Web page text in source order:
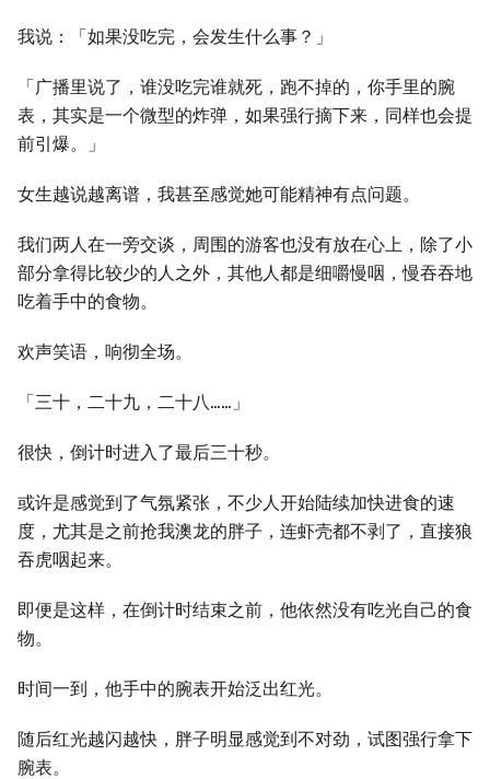
我说：「如果没吃完，会发生什么事？」
「广播里说了，谁没吃完谁就死，跑不掉的，你手里的腕
表，其实是一个微型的炸弹，如果强行摘下来，同样也会提
前引爆。」
女生越说越离谱，我甚至感觉她可能精神有点问题。
我们两人在一旁交谈，周围的游客也没有放在心上，除了小
部分拿得比较少的人之外，其他人都是细嚼慢咽，慢吞吞地
吃着手中的食物。
欢声笑语，响彻全场。
「三十，二十九，二十八……」
很快，倒计时进入了最后三十秒。
或许是感觉到了气氛紧张，不少人开始陆续加快进食的速
度，尤其是之前抢我澳龙的胖子，连虾壳都不剥了，直接狼
吞虎咽起来。
即便是这样，在倒计时结束之前，他依然没有吃光自己的食
物。
时间一到，他手中的腕表开始泛出红光。
随后红光越闪越快，胖子明显感觉到不对劲，试图强行拿下
腕表。